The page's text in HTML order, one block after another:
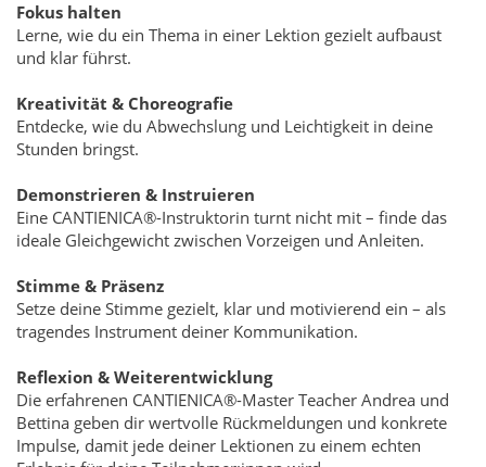
Fokus halten
Lerne, wie du ein Thema in einer Lektion gezielt aufbaust
und klar führst.
Kreativität & Choreografie
Entdecke, wie du Abwechslung und Leichtigkeit in deine
Stunden bringst.
Demonstrieren & Instruieren
Eine CANTIENICA®-Instruktorin turnt nicht mit – finde das
ideale Gleichgewicht zwischen Vorzeigen und Anleiten.
Stimme & Präsenz
Setze deine Stimme gezielt, klar und motivierend ein – als
tragendes Instrument deiner Kommunikation.
Reflexion & Weiterentwicklung
Die erfahrenen CANTIENICA®-Master Teacher Andrea und
Bettina geben dir wertvolle Rückmeldungen und konkrete
Impulse, damit jede deiner Lektionen zu einem echten